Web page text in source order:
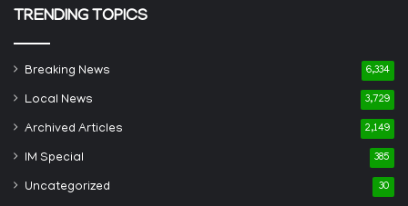
TRENDING TOPICS
Breaking News 6,334
Local News 3,729
Archived Articles 2,149
IM Special 385
Uncategorized 30